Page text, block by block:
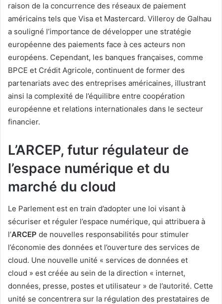
raison de la concurrence des réseaux de paiement
américains tels que Visa et Mastercard. Villeroy de Galhau
a souligné l’importance de développer une stratégie
européenne des paiements face à ces acteurs non
européens. Cependant, les banques françaises, comme
BPCE et Crédit Agricole, continuent de former des
partenariats avec des entreprises américaines, illustrant
ainsi la complexité de l’équilibre entre coopération
européenne et relations internationales dans le secteur
financier.
L’ARCEP, futur régulateur de
l’espace numérique et du
marché du cloud
Le Parlement est en train d’adopter une loi visant à
sécuriser et réguler l’espace numérique, qui attribuera à
l’ARCEP de nouvelles responsabilités pour stimuler
l’économie des données et l’ouverture des services de
cloud. Une nouvelle unité « services de données et
cloud » est créée au sein de la direction « internet,
données, presse, postes et utilisateur » de l’autorité. Cette
unité se concentrera sur la régulation des prestataires de